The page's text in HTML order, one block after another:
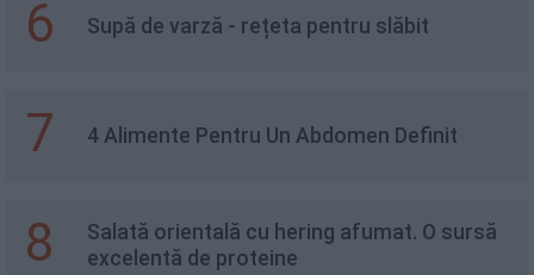
6 Supă de varză - rețeta pentru slăbit
7 4 Alimente Pentru Un Abdomen Definit
8
Salată orientală cu hering afumat. O sursă
excelentă de proteine